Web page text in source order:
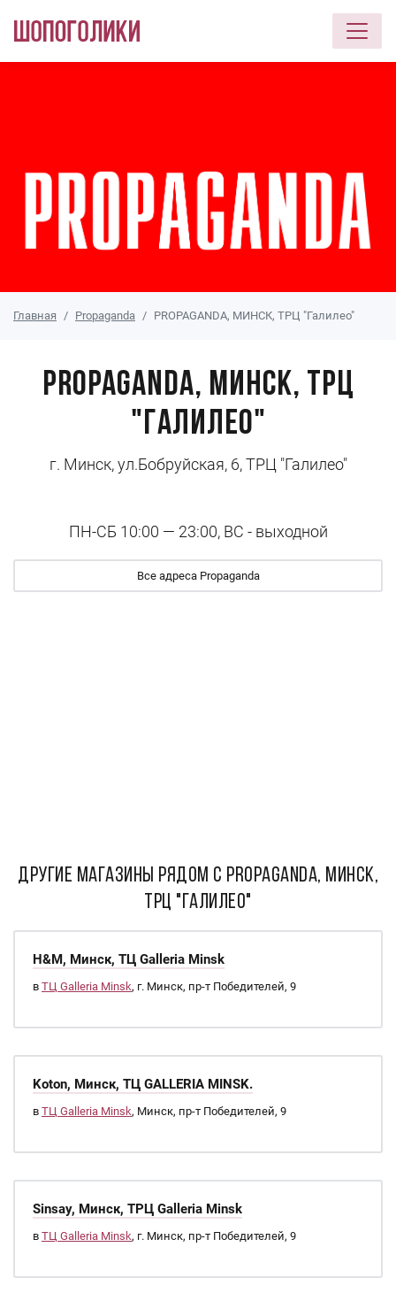
Главная Propaganda PROPAGANDA, МИНСК, ТРЦ "Галилео"
PROPAGANDA, МИНСК, ТРЦ
"Галилео"
г. Минск, ул.Бобруйская, 6, ТРЦ "Галилео"
ПН-СБ 10:00 — 23:00, ВС - выходной
Все адреса Propaganda
ДРУГИЕ МАГАЗИНЫ РЯДОМ С PROPAGANDA, МИНСК,
ТРЦ "Галилео"
H&M, Минск, ТЦ Galleria Minsk
в ТЦ Galleria Minsk, г. Минск, пр-т Победителей, 9
Koton, Минск, ТЦ GALLERIA MINSK.
в ТЦ Galleria Minsk, Минск, пр-т Победителей, 9
Sinsay, Минск, ТРЦ Galleria Minsk
в ТЦ Galleria Minsk, г. Минск, пр-т Победителей, 9